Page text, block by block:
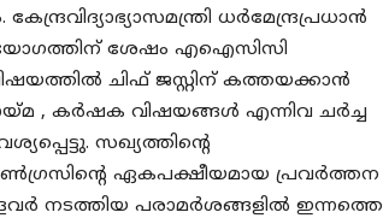
ധർമേന്ദ്രപ്രധാൻ
യോഗത്തിന് ശേഷം എഐസിസി
ചിഫ് ജസ്റ്റിന് കത്തയക്കാൻ
, കർഷക വിഷയങ്ങൾ എന്നിവ ചർച്ച
സഖ്യത്തിന്റെ
ഏകപക്ഷീയമായ പ്രവര്‍ത്തന
നടത്തിയ പരാമർശങ്ങളിൽ ഇന്നത്തെ